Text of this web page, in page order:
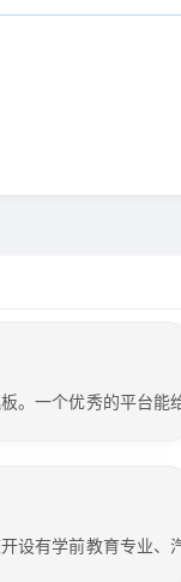
。一个优秀的平台能
设有学前教育专业、